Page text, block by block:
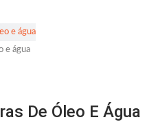
e água
De Óleo E Água